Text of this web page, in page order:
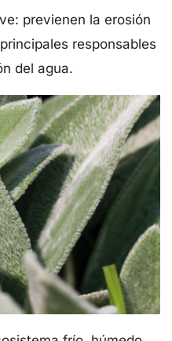
previenen la erosión
responsables
del agua.